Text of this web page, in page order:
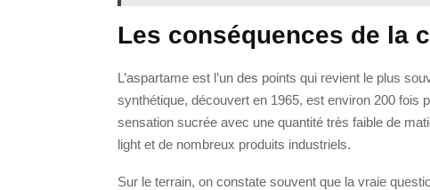
Les conséquences de la
L’aspartame est l’un des points qui revient le plus
synthétique, découvert en 1965, est environ 200 fois
sensation sucrée avec une quantité très faible de
light et de nombreux produits industriels.
Sur le terrain, on constate souvent que la vraie